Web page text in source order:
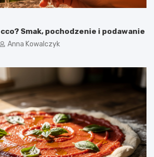
Smak, pochodzenie i podawanie
Anna Kowalczyk